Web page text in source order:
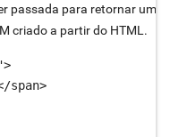
passada para retornar um
criado a partir do HTML.
span>